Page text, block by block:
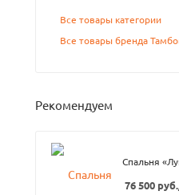
Все товары категории
Все товары бренда
Рекомендуем
Спальня
76 500 руб.